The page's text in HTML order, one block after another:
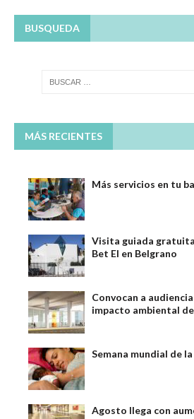
BUSQUEDA
MÁS RECIENTES
Más servicios en tu
Visita guiada
Bet El en Belgrano
Convocan a
impacto ambiental
Semana mundial de
Agosto llega con